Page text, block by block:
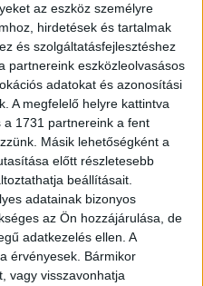
az eszköz személyre
hirdetések és tartalmak
és szolgáltatásfejlesztéshez
partnereink eszközleolvasásos
adatokat és azonosítási
A megfelelő helyre kattintva
1731 partnereink a fent
Másik lehetőségként a
előtt részletesebb
beállításait.
adatainak bizonyos
az Ön hozzájárulása, de
adatkezelés ellen. A
érvényesek. Bármikor
vagy visszavonhatja
eredményeképp 4
rótt ki a testület a Rádió
műsor március 17-én
miatt. A vizsgálat
és 10 óra között sugárzott
által meghatározott III.
alapján azt a 16
IV. korhatár-kategóriába
1 hálózatosan működő,
így a reggeli
rádió